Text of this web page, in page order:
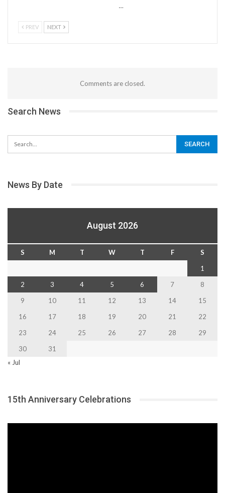
…
PREV NEXT
Comments are closed.
Search News
News By Date
August 2026
S M T W T F
S
1
2
3 4 5 6 7
8
9
10 11 12 13 14
15
16
17 18 19 20 21
22
23
24 25 26 27 28
29
30
31
« Jul
15th Anniversary Celebrations